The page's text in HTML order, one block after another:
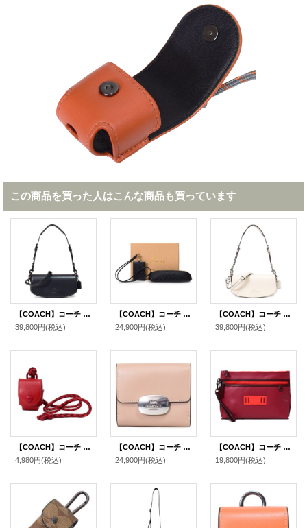
この商品を買った人はこんな商品も買っています
【COACH】コーチ バッグ カーフレザー アンドレア スモール ロゴ フラップ クロスボディ 3WAY クラッチ ショルダー ハンドバッグ ブラック（日本未発売）
39,800円(税込)
【COACH】コーチ エンボスレザー シグネチャー 型押し ペンケース ID カードケース ランヤード 専用BOX付 2点セット ブラック（日本未発売）
24,900円(税込)
【COACH】コーチ バッグ カーフレザー アンドレア スモール ロゴ フラップ クロスボディ 3WAY クラッチ ショルダー ハンドバッグ チャーク（日本未発売）
39,800円(税込)
【COACH】コーチ カーフレザー イヤホン airpods エアーポッズ ケース 首かけ ランヤード クリムゾン（日本未発売）
4,980円(税込)
【COACH】コーチ カーフレザー スモール エライザ ロゴ ウォレット コンパクト 二つ折り財布 トープ〔日本未発売〕
24,900円(税込)
【COACH】コーチ メンズ カーフレザー カラーブロック キャリーオール ポーチ クラッチバッグ ソフトレッド×ホットレッドマルチ〔日本未発売〕
19,800円(税込)